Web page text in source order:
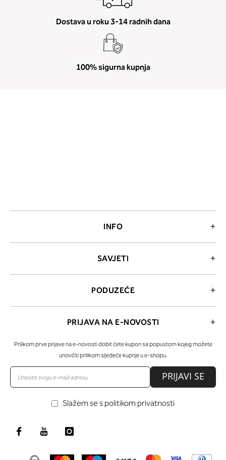
Dostava u roku 3-14 radnih dana
100% sigurna kupnja
INFO
SAVJETI
PODUZEĆE
PRIJAVA NA E-NOVOSTI
Prilikom prve prijave na e-novosti dobit ćete kupon sa popustom kojeg možete
unovčiti prilikom sljedeće kupnje u e-shopu.
PRIJAVI SE
Slažem se s politikom privatnosti